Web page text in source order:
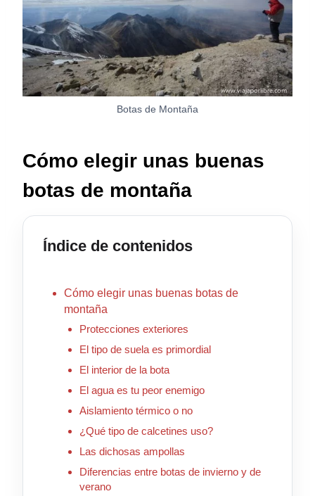
Botas de Montaña
Cómo elegir unas buenas
botas de montaña
Índice de contenidos
Cómo elegir unas buenas botas de
montaña
Protecciones exteriores
El tipo de suela es primordial
El interior de la bota
El agua es tu peor enemigo
Aislamiento térmico o no
¿Qué tipo de calcetines uso?
Las dichosas ampollas
Diferencias entre botas de invierno y de
verano